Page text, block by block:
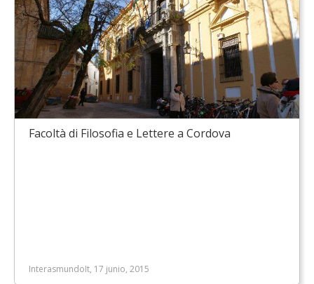
Facoltà di Filosofia e Lettere a Cordova
InterasmundoIt, 17 junio, 2015